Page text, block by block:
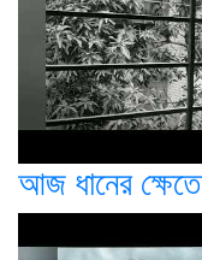
আজ ধানের ক্ষেতে